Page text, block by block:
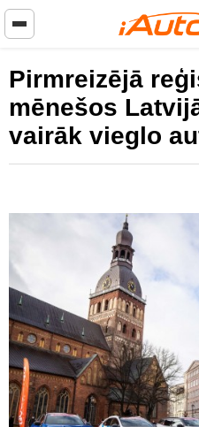
Pirmreizējā
mēnešos
vairāk vieglo